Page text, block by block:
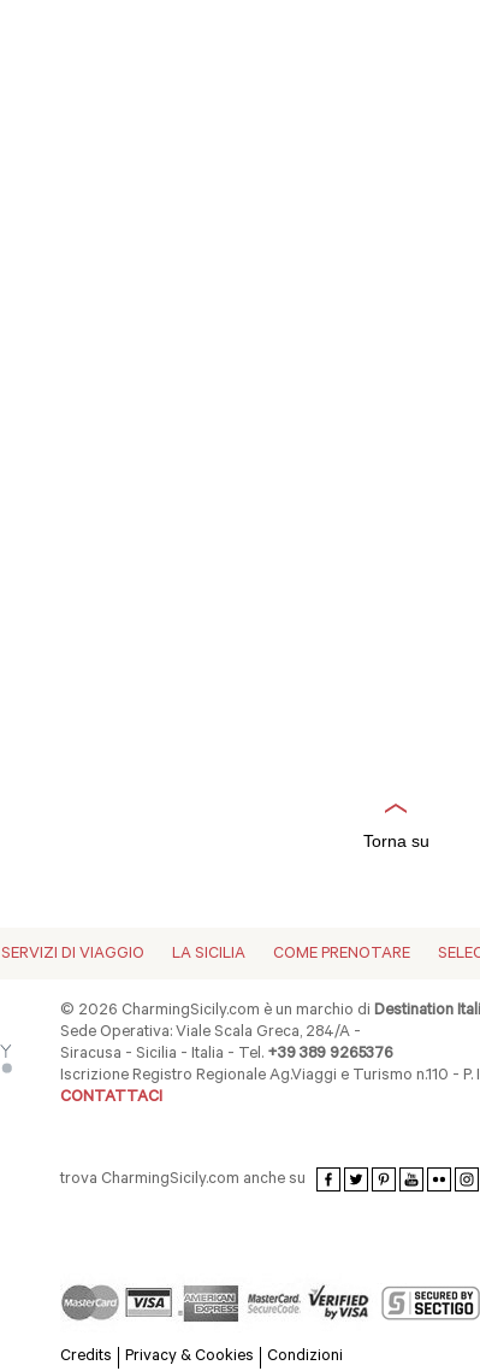
Torna su
SERVIZI DI VIAGGIO LA SICILIA COME PRENOTARE
© 2026 CharmingSicily.com è un marchio diDestination
Sede Operativa: Viale Scala Greca, 284/A -
Siracusa - Sicilia - Italia - Tel. +39 389 9265376
Iscrizione Registro Regionale Ag.Viaggi e Turismo n.110 -
CONTATTACI
trova CharmingSicily.com anche su
Credits Privacy & Cookies Condizioni